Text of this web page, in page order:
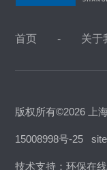
首页 关于
版权所有©2026 上
15008998号-25
技术支持： 环保在线